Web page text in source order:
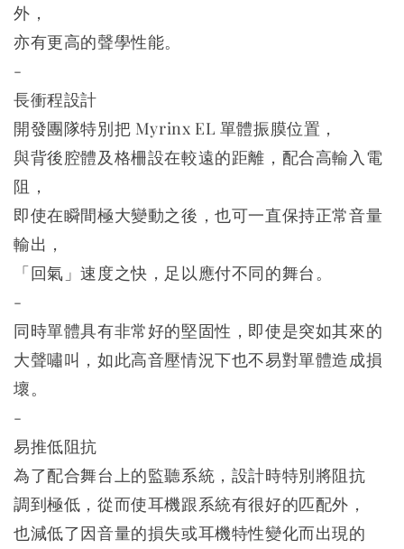
外，
亦有更高的聲學性能。
-
長衝程設計
開發團隊特別把 Myrinx EL 單體振膜位置，
與背後腔體及格柵設在較遠的距離，配合高輸入電
阻，
即使在瞬間極大變動之後，也可一直保持正常音量
輸出，
「回氣」速度之快，足以應付不同的舞台。
-
同時單體具有非常好的堅固性，即使是突如其來的
大聲嘯叫，如此高音壓情況下也不易對單體造成損
壞。
-
易推低阻抗
為了配合舞台上的監聽系統，設計時特別將阻抗
調到極低，從而使耳機跟系統有很好的匹配外，
也減低了因音量的損失或耳機特性變化而出現的